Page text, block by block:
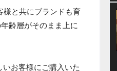
様と共にブランドも育
齢層がそのまま上に
お客様にご購入いた